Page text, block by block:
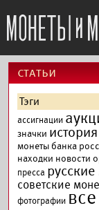
cтатьи
Тэги
ассигнации
значки история
монеты банка
находки новости
пресса
советские
фотографии все